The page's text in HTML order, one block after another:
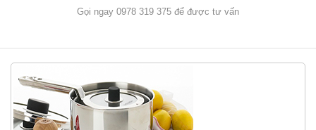
Gọi ngay 0978 319 375 để được tư vấn